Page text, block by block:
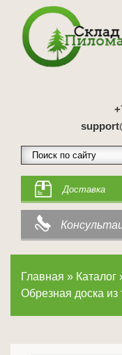
Доставка
Главная » Каталог
Обрезная доска